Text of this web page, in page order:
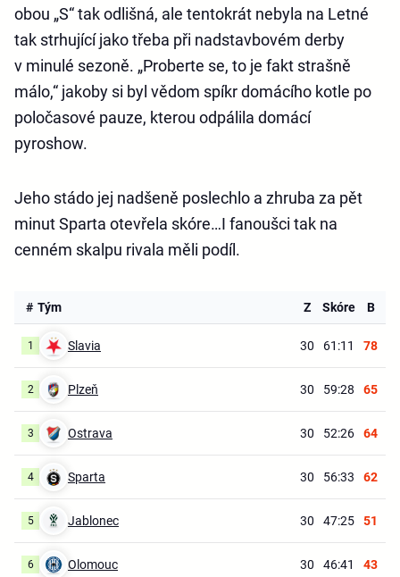
obou „S“ tak odlišná, ale tentokrát nebyla na Letné
tak strhující jako třeba při nadstavbovém derby
v minulé sezoně. „Proberte se, to je fakt strašně
málo,“ jakoby si byl vědom spíkr domácího kotle po
poločasové pauze, kterou odpálila domácí
pyroshow.
Jeho stádo jej nadšeně poslechlo a zhruba za pět
minut Sparta otevřela skóre…I fanoušci tak na
cenném skalpu rivala měli podíl.
# Tým Z Skóre B
1 Slavia 30 61:11 78
2 Plzeň 30 59:28 65
3 Ostrava 30 52:26 64
4 Sparta 30 56:33 62
5 Jablonec 30 47:25 51
6 Olomouc 30 46:41 43